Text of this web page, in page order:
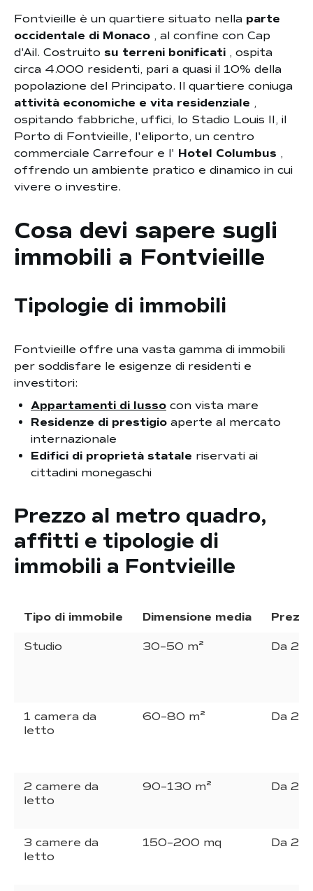
Fontvieille è un quartiere situato nella parte
occidentale di Monaco , al confine con Cap
d'Ail. Costruito su terreni bonificati , ospita
circa 4.000 residenti, pari a quasi il 10% della
popolazione del Principato. Il quartiere coniuga
attività economiche e vita residenziale ,
ospitando fabbriche, uffici, lo Stadio Louis II, il
Porto di Fontvieille, l'eliporto, un centro
commerciale Carrefour e l' Hotel Columbus ,
offrendo un ambiente pratico e dinamico in cui
vivere o investire.
Cosa devi sapere sugli
immobili a Fontvieille
Tipologie di immobili
Fontvieille offre una vasta gamma di immobili
per soddisfare le esigenze di residenti e
investitori:
Appartamenti di lusso con vista mare
Residenze di prestigio aperte al mercato
internazionale
Edifici di proprietà statale riservati ai
cittadini monegaschi
Prezzo al metro quadro,
affitti e tipologie di
immobili a Fontvieille
Tipo di immobile Dimensione media
Studio 30–50 m² Da
1 camera da
letto
60–80 m² Da
2 camere da
letto
90–130 m² Da
3 camere da
letto
150–200 mq Da